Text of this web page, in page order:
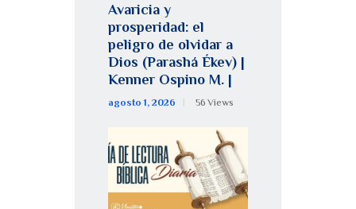
Avaricia y
prosperidad: el
peligro de olvidar a
Dios (Parashá Ékev) |
Kenner Ospino M. |
agosto 1, 2026 56 Views